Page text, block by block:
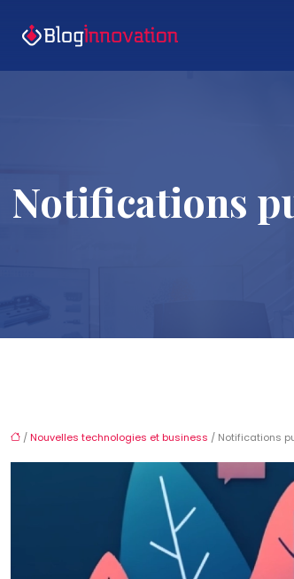
Notifications
/ Nouvelles technologies et business / Notifications